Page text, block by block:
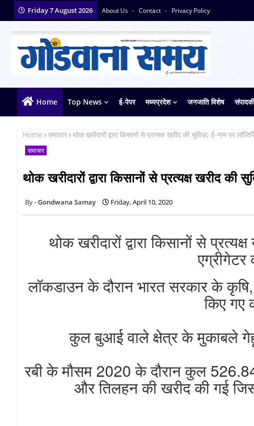
Friday 7 August 2026 About Us Contact Privacy Policy
Home Top News ई-पेपर मध्यप्रदेश जनजाति विशेष
Home समाचार थोक खरीदारों द्वारा किसानों से प्रत्यक्ष खरीद की सुविधा; ई-नाम पर
समाचार
थोक खरीदारों द्वारा किसानों से प्रत्यक्ष खरीद
Gondwana Samay Friday, April 10, 2020
थोक खरीदारों द्वारा किसानों से
लॉकडाउन के दौरान भारत सरकार के कृषि,
किए गए
कुल बुआई वाले क्षेत्र के मुकाबले
रबी के मौसम 2020 के दौरान कुल
और तिलहन की खरीद की गई